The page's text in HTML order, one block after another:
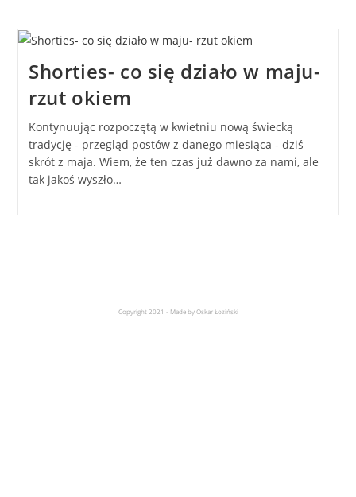
Shorties- co się działo w maju-
rzut okiem
Kontynuując rozpoczętą w kwietniu nową świecką
tradycję - przegląd postów z danego miesiąca - dziś
skrót z maja. Wiem, że ten czas już dawno za nami, ale
tak jakoś wyszło…
Copyright 2021 - Made by Oskar Łoziński